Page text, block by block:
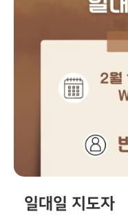
일대일 지도자